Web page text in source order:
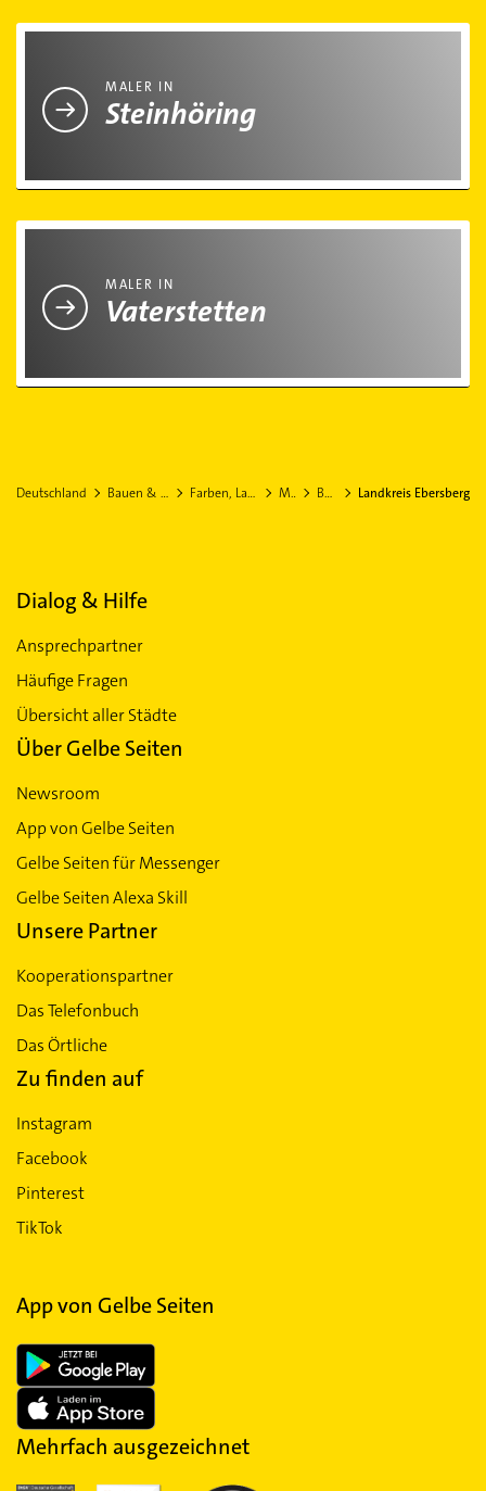
MALER IN
Steinhöring
MALER IN
Vaterstetten
Deutschland Bauen & Renovieren Farben, Lacke, Anstrich Maler Bayern Landkreis Ebersberg
Dialog & Hilfe
Ansprechpartner
Häufige Fragen
Übersicht aller Städte
Über Gelbe Seiten
Newsroom
App von Gelbe Seiten
Gelbe Seiten für Messenger
Gelbe Seiten Alexa Skill
Unsere Partner
Kooperationspartner
Das Telefonbuch
Das Örtliche
Zu finden auf
Instagram
Facebook
Pinterest
TikTok
App von Gelbe Seiten
Mehrfach ausgezeichnet